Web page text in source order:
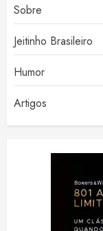
Sobre
Jeitinho Brasileiro
Humor
Artigos